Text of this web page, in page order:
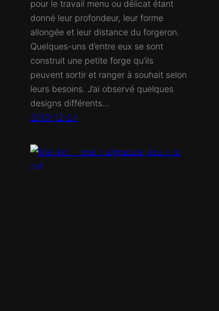
pour le travail menu ou délicat étant
donné leur profondeur, leur forme
allongée et leur distance du forgeron.
Quelques-uns d’entre eux se sont
construit une petite forge qu’ils
peuvent sortir et ranger à souhait selon
leurs besoins. J’ai observé quelques
designs différents…
2010-12-24